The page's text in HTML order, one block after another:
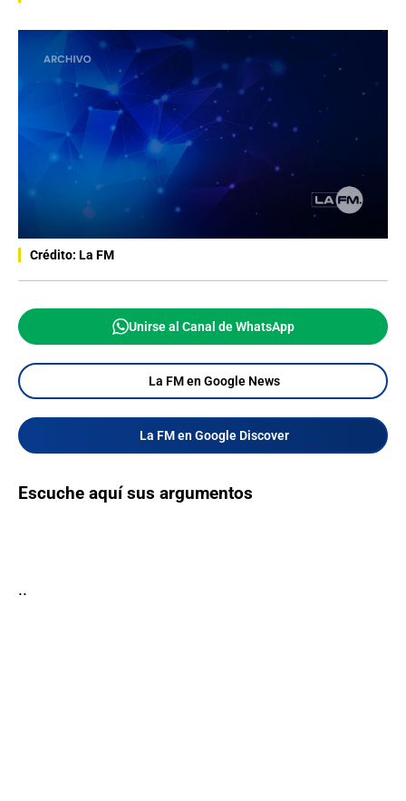
Crédito: La FM
Unirse al Canal de WhatsApp
La FM en Google News
La FM en Google Discover
Escuche aquí sus argumentos
..